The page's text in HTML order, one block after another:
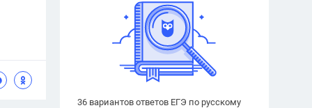
36 вариантов ответов ЕГЭ по русскому